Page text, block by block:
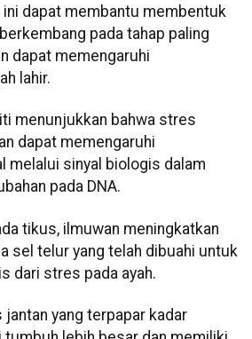
dapat membantu membentuk
pada tahap paling
dapat memengaruhi
lahir.
menunjukkan bahwa stres
dapat memengaruhi
melalui sinyal biologis dalam
pada DNA.
tikus, ilmuwan meningkatkan
sel telur yang telah dibuahi untuk
dari stres pada ayah.
jantan yang terpapar kadar